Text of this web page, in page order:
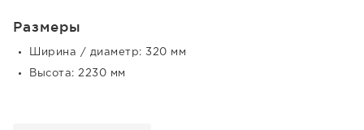
Размеры
Ширина / диаметр: 320 мм
Высота: 2230 мм